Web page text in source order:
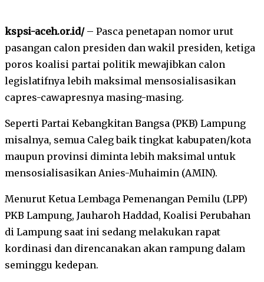
kspsi-aceh.or.id/– Pasca penetapan nomor urut
pasangan calon presiden dan wakil presiden, ketiga
poros koalisi partai politik mewajibkan calon
legislatifnya lebih maksimal mensosialisasikan
capres-cawapresnya masing-masing.
Seperti Partai Kebangkitan Bangsa (PKB) Lampung
misalnya, semua Caleg baik tingkat kabupaten/kota
maupun provinsi diminta lebih maksimal untuk
mensosialisasikan Anies-Muhaimin (AMIN).
Menurut Ketua Lembaga Pemenangan Pemilu (LPP)
PKB Lampung, Jauharoh Haddad, Koalisi Perubahan
di Lampung saat ini sedang melakukan rapat
kordinasi dan direncanakan akan rampung dalam
seminggu kedepan.